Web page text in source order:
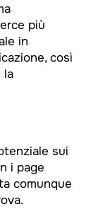
più
in
così
la
sui
i page
comunque